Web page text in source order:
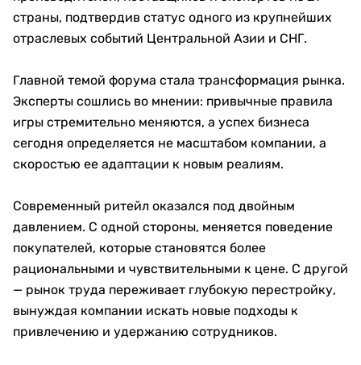
страны, подтвердив статус одного из крупнейших
отраслевых событий Центральной Азии и СНГ.
Главной темой форума стала трансформация рынка.
Эксперты сошлись во мнении: привычные правила
игры стремительно меняются, а успех бизнеса
сегодня определяется не масштабом компании, а
скоростью ее адаптации к новым реалиям.
Современный ритейл оказался под двойным
давлением. С одной стороны, меняется поведение
покупателей, которые становятся более
рациональными и чувствительными к цене. С другой
— рынок труда переживает глубокую перестройку,
вынуждая компании искать новые подходы к
привлечению и удержанию сотрудников.